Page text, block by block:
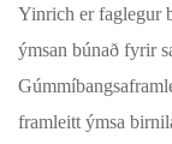
Yinrich er faglegur
ýmsan búnað fyrir
framleitt ýmsa